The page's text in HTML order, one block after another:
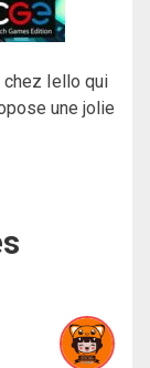
chez Iello qui
une jolie